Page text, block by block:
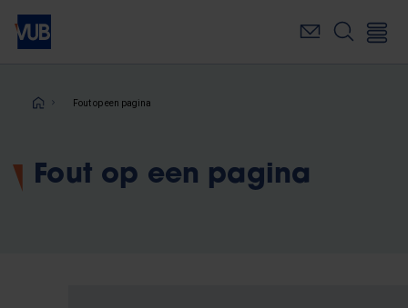
Overslaan
naar
inhoudKruimelpad
Fout op een pagina
Fout op een pagina